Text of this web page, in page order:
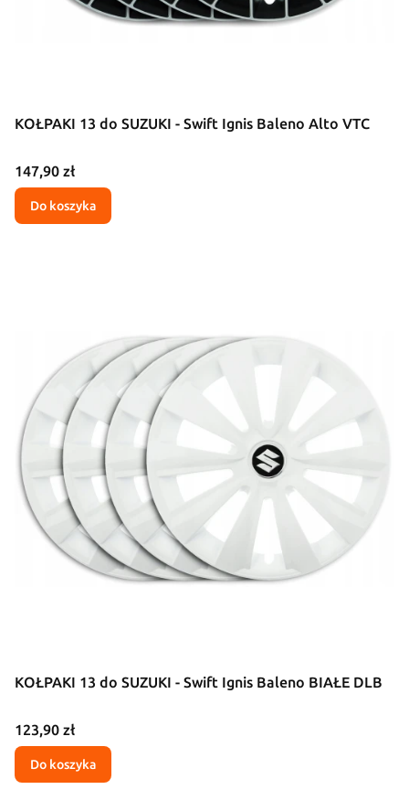
KOŁPAKI 13 do SUZUKI - Swift Ignis Baleno Alto VTC
Cena
147,90 zł
Do koszyka
KOŁPAKI 13 do SUZUKI - Swift Ignis Baleno BIAŁE DLB
Cena
123,90 zł
Do koszyka